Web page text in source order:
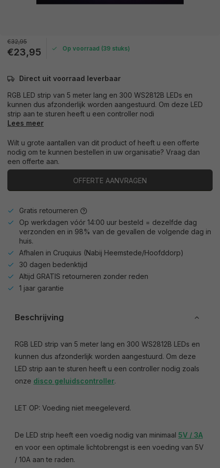
€32,95
€23,95 Op voorraad (39 stuks)
Direct uit voorraad leverbaar
RGB LED strip van 5 meter lang en 300 WS2812B LEDs en
kunnen dus afzonderlijk worden aangestuurd. Om deze LED
strip aan te sturen heeft u een controller nodi
Lees meer
Wilt u grote aantallen van dit product of heeft u een offerte
nodig om te kunnen bestellen in uw organisatie? Vraag dan
een offerte aan.
OFFERTE AANVRAGEN
Gratis retourneren
Op werkdagen vóór 14:00 uur besteld = dezelfde dag
verzonden en in 98% van de gevallen de volgende dag in
huis.
Afhalen in Cruquius (Nabij Heemstede/Hoofddorp)
30 dagen bedenktijd
Altijd GRATIS retourneren zonder reden
1 jaar garantie
Beschrijving
RGB LED strip van 5 meter lang en 300 WS2812B LEDs en
kunnen dus afzonderlijk worden aangestuurd. Om deze
LED strip aan te sturen heeft u een controller nodig zoals
onze disco geluidscontroller.
LET OP: Voeding niet meegeleverd.
De LED strip heeft een voedig nodig van minimaal 5V / 3A
en voor een optimale lichtobrengst is een voeding van 5V
/ 10A aan te raden.